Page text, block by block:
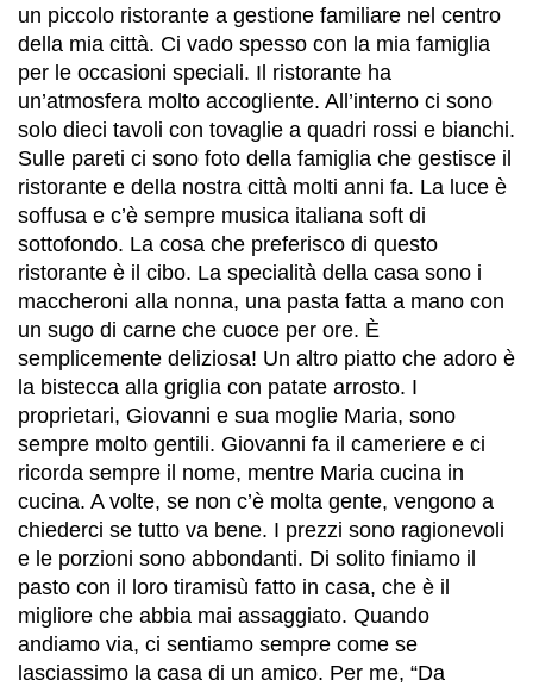
un piccolo ristorante a gestione familiare nel centro
della mia città. Ci vado spesso con la mia famiglia
per le occasioni speciali. Il ristorante ha
un’atmosfera molto accogliente. All’interno ci sono
solo dieci tavoli con tovaglie a quadri rossi e bianchi.
Sulle pareti ci sono foto della famiglia che gestisce il
ristorante e della nostra città molti anni fa. La luce è
soffusa e c’è sempre musica italiana soft di
sottofondo. La cosa che preferisco di questo
ristorante è il cibo. La specialità della casa sono i
maccheroni alla nonna, una pasta fatta a mano con
un sugo di carne che cuoce per ore. È
semplicemente deliziosa! Un altro piatto che adoro è
la bistecca alla griglia con patate arrosto. I
proprietari, Giovanni e sua moglie Maria, sono
sempre molto gentili. Giovanni fa il cameriere e ci
ricorda sempre il nome, mentre Maria cucina in
cucina. A volte, se non c’è molta gente, vengono a
chiederci se tutto va bene. I prezzi sono ragionevoli
e le porzioni sono abbondanti. Di solito finiamo il
pasto con il loro tiramisù fatto in casa, che è il
migliore che abbia mai assaggiato. Quando
andiamo via, ci sentiamo sempre come se
lasciassimo la casa di un amico. Per me, “Da